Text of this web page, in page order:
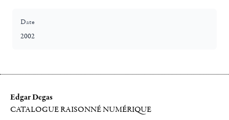
Date
2002
Edgar Degas
CATALOGUE RAISONNÉ NUMÉRIQUE